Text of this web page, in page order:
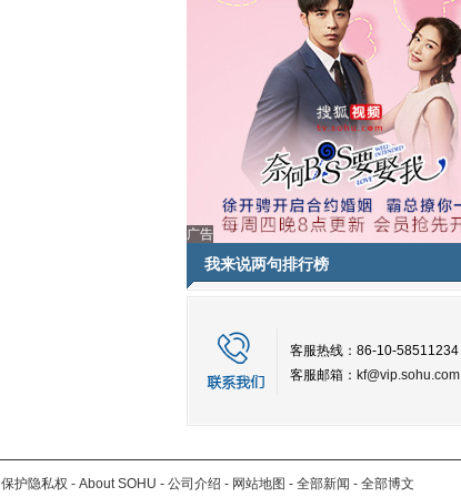
广告
我来说两句排行榜
客服热线：86-10-58511234
客服邮箱： kf@vip.sohu.com
保护隐私权 - About SOHU - 公司介绍 - 网站地图 - 全部新闻 - 全部博文